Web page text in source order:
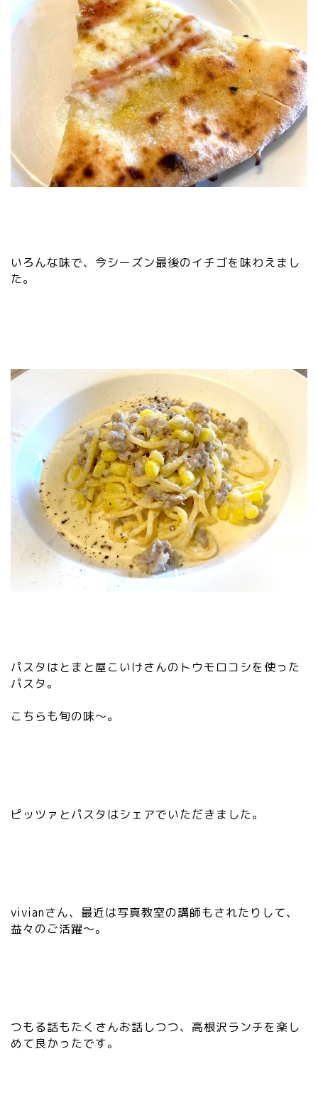
いろんな味で、今シーズン最後のイチゴを味わえまし
た。
パスタはとまと屋こいけさんのトウモロコシを使った
パスタ。
こちらも旬の味〜。
ピッツァとパスタはシェアでいただきました。
vivianさん、最近は写真教室の講師もされたりして、
益々のご活躍〜。
つもる話もたくさんお話しつつ、高根沢ランチを楽し
めて良かったです。